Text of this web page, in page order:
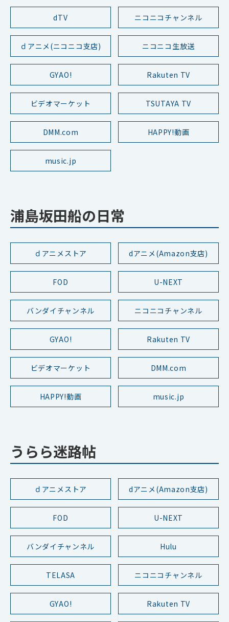
dTV ニコニコチャンネル
ｄアニメ(ニコニコ支店) ニコニコ生放送
GYAO! Rakuten TV
ビデオマーケット TSUTAYA TV
DMM.com HAPPY!動画
music.jp
浦島坂田船の日常
ｄアニメストア dアニメ(Amazon支店)
FOD U-NEXT
バンダイチャンネル ニコニコチャンネル
GYAO! Rakuten TV
ビデオマーケット DMM.com
HAPPY!動画 music.jp
うらら迷路帖
ｄアニメストア dアニメ(Amazon支店)
FOD U-NEXT
バンダイチャンネル Hulu
TELASA ニコニコチャンネル
GYAO! Rakuten TV